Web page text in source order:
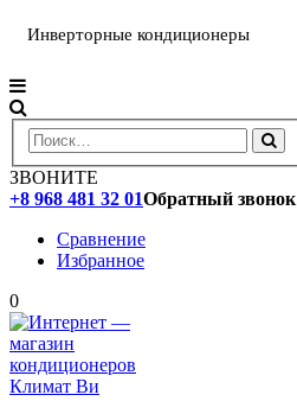
Инверторные кондиционеры
ЗВОНИТЕ
+8 968 481 32 01Обратный звонок
Сравнение
Избранное
0